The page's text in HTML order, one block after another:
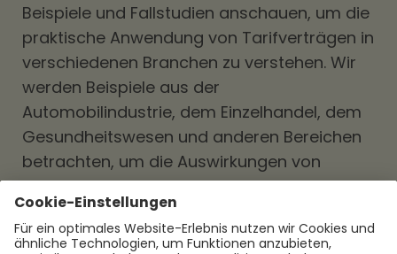
Beispiele und Fallstudien anschauen, um die
praktische Anwendung von Tarifverträgen in
verschiedenen Branchen zu verstehen. Wir
werden Beispiele aus der
Automobilindustrie, dem Einzelhandel, dem
Gesundheitswesen und anderen Bereichen
betrachten, um die Auswirkungen von
Tarifverträgen auf Arbeitnehmende und
Arbeitgebende zu beleuchten.